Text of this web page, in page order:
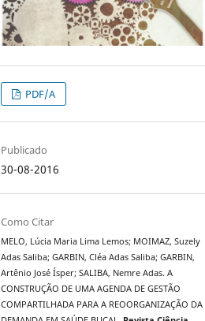
PDF/A
Publicado
30-08-2016
Como Citar
MELO, Lúcia Maria Lima Lemos; MOIMAZ, Suzely
Adas Saliba; GARBIN, Cléa Adas Saliba; GARBIN,
Artênio José Ísper; SALIBA, Nemre Adas. A
CONSTRUÇÃO DE UMA AGENDA DE GESTÃO
COMPARTILHADA PARA A REOORGANIZAÇÃO DA